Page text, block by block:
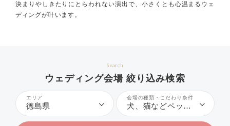
決まりやしきたりにとらわれない演出で、小さくとも心温まるウェ
ディングが叶います。
Search
ウェディング会場 絞り込み検索
エリア
徳島県
会場の種類・こだわり条件
犬、猫などペットとの結婚式